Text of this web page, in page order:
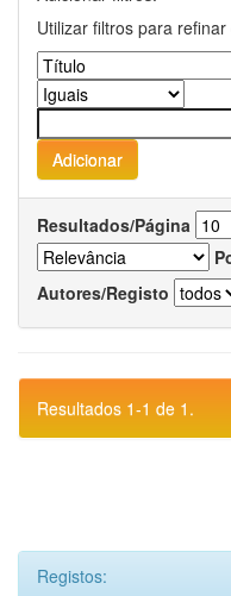
Utilizar filtros para
Resultados/Página
Autores/Registo
Resultados 1-1 de 1.
Registos: